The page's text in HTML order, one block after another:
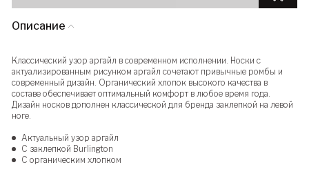
Описание
Классический узор аргайл в современном исполнении. Носки с
актуализированным рисунком аргайл сочетают привычные ромбы и
современный дизайн. Органический хлопок высокого качества в
составе обеспечивает оптимальный комфорт в любое время года.
Дизайн носков дополнен классической для бренда заклепкой на левой
ноге.
Актуальный узор аргайл
С заклепкой Burlington
С органическим хлопком